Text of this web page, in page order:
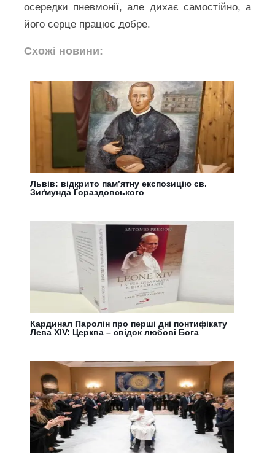
осередки пневмонії, але дихає самостійно, а
його серце працює добре.
Схожі новини:
Львів: відкрито пам’ятну експозицію св.
Зиґмунда Ґораздовського
Кардинал Паролін про перші дні понтифікату
Лева XIV: Церква – свідок любові Бога